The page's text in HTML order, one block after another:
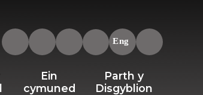
Eng
Ein
cymuned
Parth y
Disgyblion